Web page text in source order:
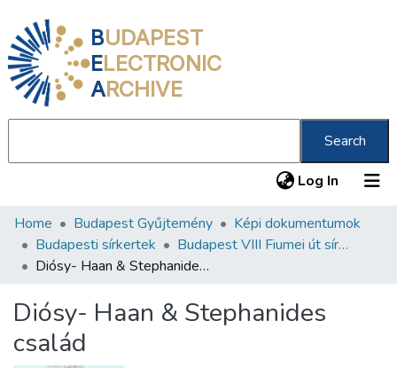
BUDAPEST
ELECTRONIC
ARCHIVE
Search
Log In (current)
Communities & Collections
All of DSpace
About us
Home Budapest Gyűjtemény
Képi dokumentumok
Budapesti sírkertek
Budapest VIII Fiumei út sírkert 1. rész
Diósy- Haan & Stephanides család
Diósy- Haan & Stephanides
család